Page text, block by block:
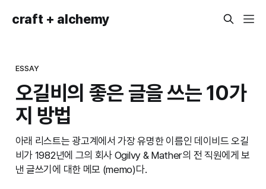
craft + alchemy
ESSAY
오길비의 좋은 글을 쓰는 10가
지 방법
아래 리스트는 광고계에서 가장 유명한 이름인 데이비드 오길
비가 1982년에 그의 회사 Ogilvy & Mather의 전 직원에게 보
낸 글쓰기에 대한 메모 (memo)다.